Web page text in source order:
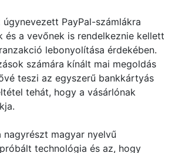
PayPal-számlákra
és a vevőnek is rendelkeznie kellett
lebonyolítása érdekében.
számára kínált mai megoldás
teszi az egyszerű bankkártyás
tehát, hogy a vásárlónak
nagyrészt magyar nyelvű
technológia és az, hogy